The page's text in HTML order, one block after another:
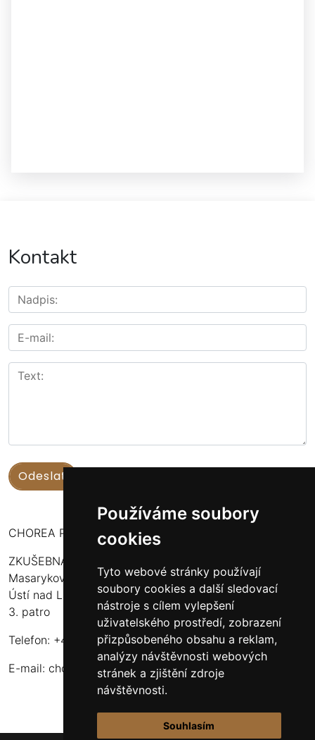
Používáme soubory
cookies
Tyto webové stránky používají
soubory cookies a další sledovací
nástroje s cílem vylepšení
uživatelského prostředí, zobrazení
přizpůsobeného obsahu a reklam,
analýzy návštěvnosti webových
stránek a zjištění zdroje
návštěvnosti.
Souhlasím
Kontakt
CHOREA PUERI USTENSIS
ZKUŠEBNA:
Masarykova 316
Ústí nad Labem - Bukov Rondel
3. patro
Telefon: +420 608 916 320
E-mail: choreapueriustensis@centrum.cz